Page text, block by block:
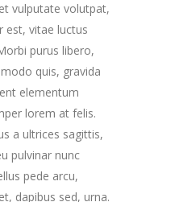
vulputate volutpat,
est, vitae luctus
purus libero,
quis, gravida
elementum
lorem at felis.
a ultrices sagittis,
pulvinar nunc
pede arcu,
dapibus sed, urna.